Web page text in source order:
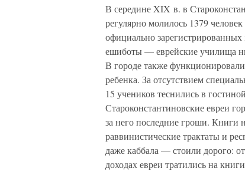
В середине XIX в. в
регулярно молилось 1379
официально
ешиботы — еврейские училища
В городе также
ребенка. За отсутствием
15 учеников теснились в
Староконстантиновские евреи
за него последние гроши. Книги
раввинистические трактаты и
даже каббала — стоили дорого:
доходах евреи тратились на